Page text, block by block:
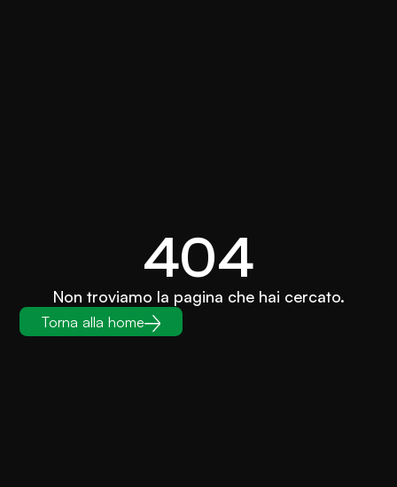
404
Non troviamo la pagina che hai cercato.
Torna alla home